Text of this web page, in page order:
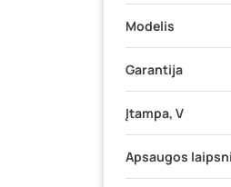
Modelis
Garantija
Įtampa, V
Apsaugos